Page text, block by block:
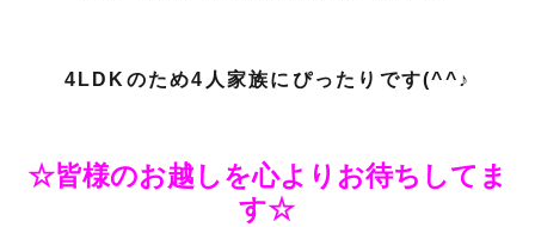
4LDKのため4人家族にぴったりです(^^♪
☆皆様のお越しを心よりお待ちしてま
す☆